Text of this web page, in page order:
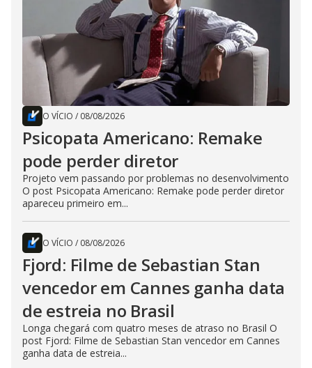
O VÍCIO / 08/08/2026
Psicopata Americano: Remake
pode perder diretor
Projeto vem passando por problemas no desenvolvimento
O post Psicopata Americano: Remake pode perder diretor
apareceu primeiro em...
O VÍCIO / 08/08/2026
Fjord: Filme de Sebastian Stan
vencedor em Cannes ganha data
de estreia no Brasil
Longa chegará com quatro meses de atraso no Brasil O
post Fjord: Filme de Sebastian Stan vencedor em Cannes
ganha data de estreia...